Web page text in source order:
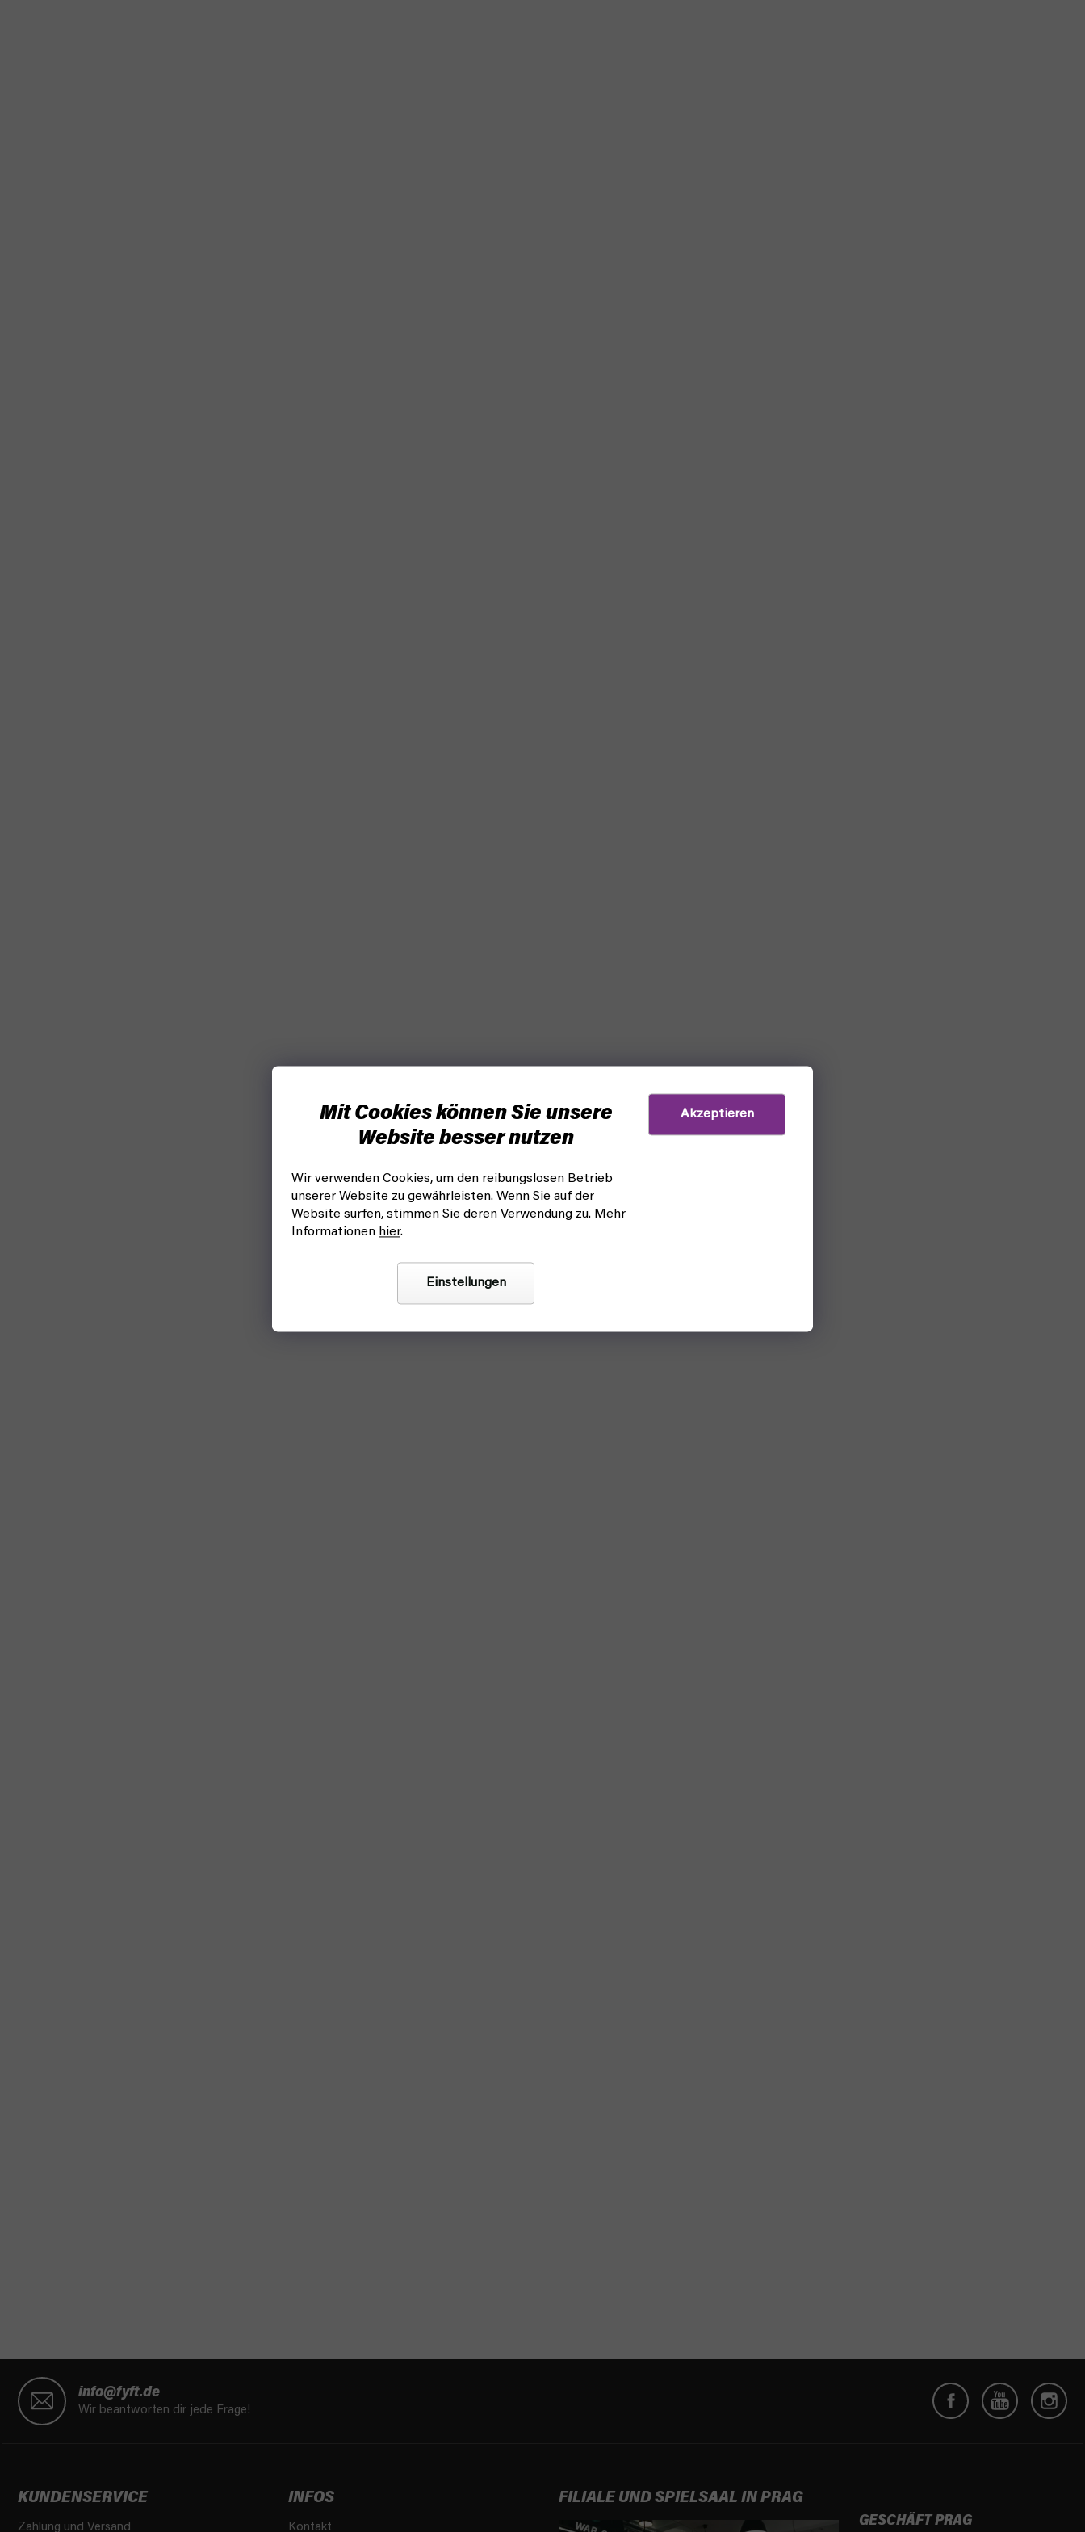
Mit Cookies können Sie unsere
Website besser nutzen
Wir verwenden Cookies, um den reibungslosen Betrieb
unserer Website zu gewährleisten. Wenn Sie auf der
Website surfen, stimmen Sie deren Verwendung zu. Mehr
Informationen hier.
Einstellungen
Akzeptieren
info@fyft.de
Wir beantworten dir jede Frage!
KUNDENSERVICE
Zahlung und Versand
INFOS
Kontakt
FILIALE UND SPIELSAAL IN PRAG
GESCHÄFT PRAG